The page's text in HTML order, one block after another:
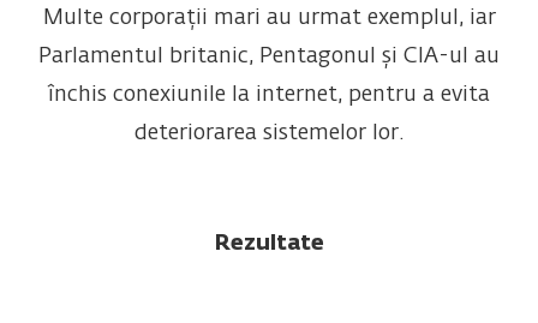
Multe corporații mari au urmat exemplul, iar
Parlamentul britanic, Pentagonul și CIA-ul au
închis conexiunile la internet, pentru a evita
deteriorarea sistemelor lor.
Rezultate